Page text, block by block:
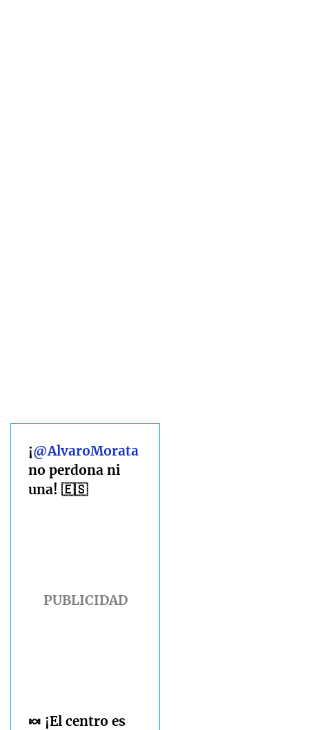
¡@AlvaroMorata
no perdona ni
una! 🇪🇸
🍬 ¡El centro es